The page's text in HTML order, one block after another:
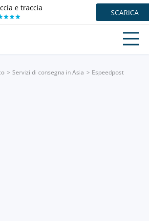
e traccia
SCARICA
Servizi di consegna in Asia Espeedpost